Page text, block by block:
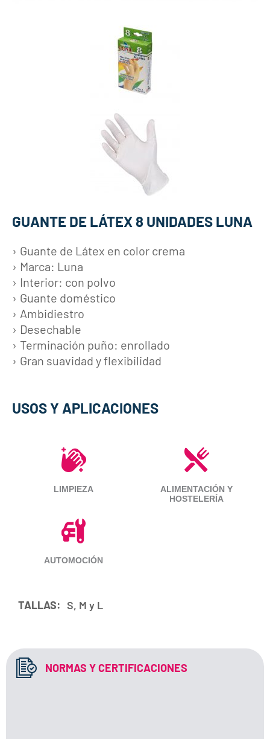
GUANTE DE LÁTEX 8 UNIDADES LUNA
Guante de Látex en color crema
Marca: Luna
Interior: con polvo
Guante doméstico
Ambidiestro
Desechable
Terminación puño: enrollado
Gran suavidad y flexibilidad
USOS Y APLICACIONES
LIMPIEZA
ALIMENTACIÓN Y
HOSTELERÍA
AUTOMOCIÓN
TALLAS: S, M y L
NORMAS Y CERTIFICACIONES